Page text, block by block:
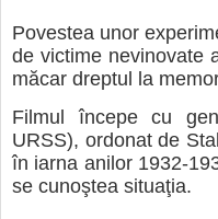
Povestea unor
de victime nevinovate
măcar dreptul la
Filmul începe cu
URSS), ordonat de
în iarna anilor 1932-
se cunoştea situaţia.